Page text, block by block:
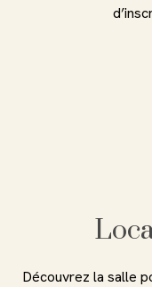
Découvrez la salle